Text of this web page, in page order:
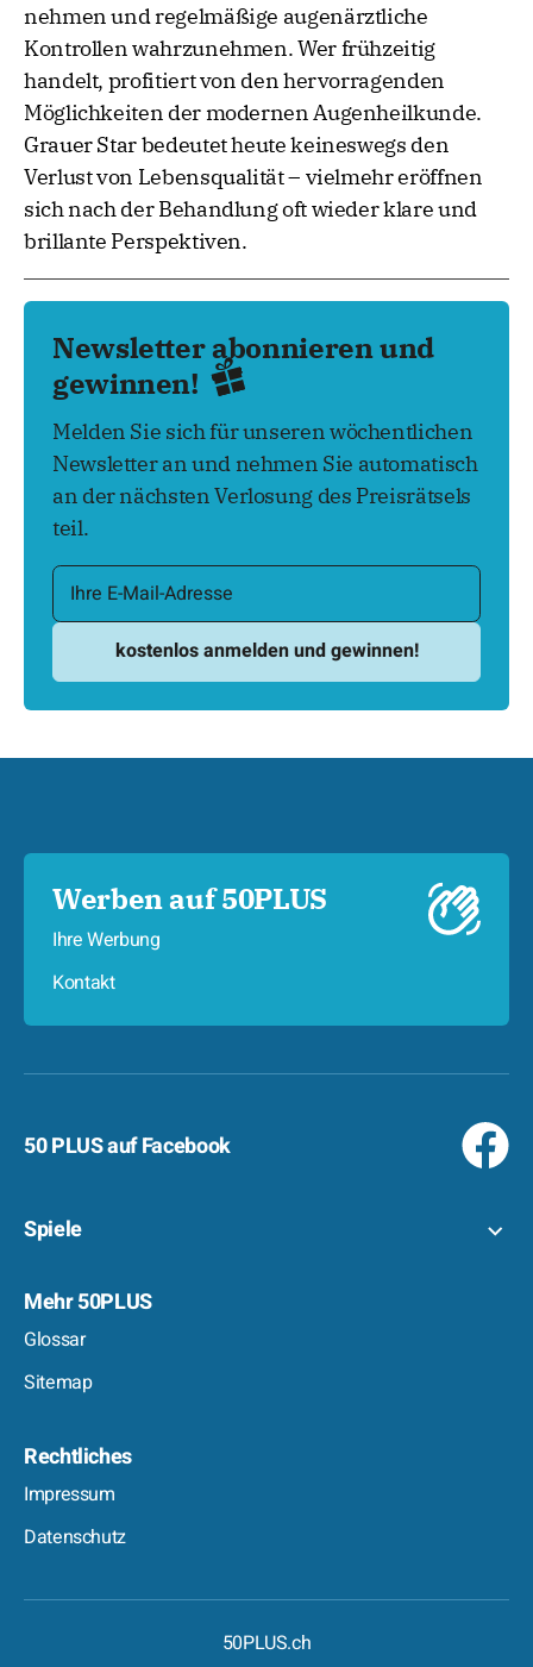
nehmen und regelmäßige augenärztliche
Kontrollen wahrzunehmen. Wer frühzeitig
handelt, profitiert von den hervorragenden
Möglichkeiten der modernen Augenheilkunde.
Grauer Star bedeutet heute keineswegs den
Verlust von Lebensqualität – vielmehr eröffnen
sich nach der Behandlung oft wieder klare und
brillante Perspektiven.
Newsletter abonnieren und
gewinnen!
Melden Sie sich für unseren wöchentlichen
Newsletter an und nehmen Sie automatisch
an der nächsten Verlosung des Preisrätsels
teil.
Werben auf 50PLUS
Ihre Werbung
Kontakt
50 PLUS auf Facebook
Spiele
Mehr 50PLUS
Glossar
Sitemap
Rechtliches
Impressum
Datenschutz
50PLUS.ch